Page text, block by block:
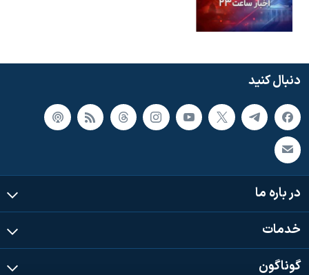
دنبال کنید
در باره ما
خدمات
گوناگون